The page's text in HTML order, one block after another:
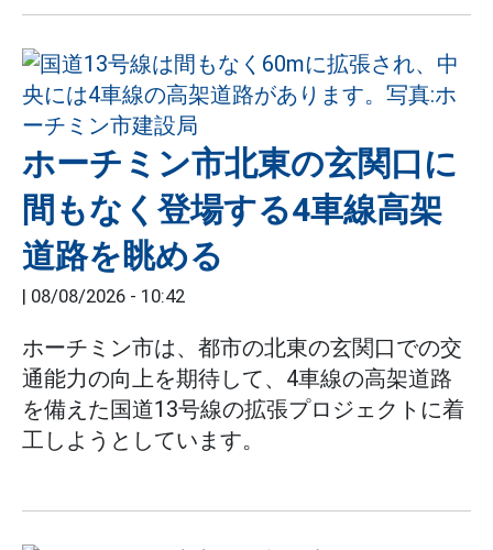
ホーチミン市北東の玄関口に
間もなく登場する4車線高架
道路を眺める
| 08/08/2026 - 10:42
ホーチミン市は、都市の北東の玄関口での交
通能力の向上を期待して、4車線の高架道路
を備えた国道13号線の拡張プロジェクトに着
工しようとしています。